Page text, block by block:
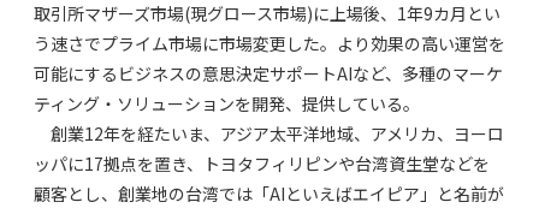
取引所マザーズ市場(現グロース市場)に上場後、1年9カ月とい
う速さでプライム市場に市場変更した。より効果の高い運営を
可能にするビジネスの意思決定サポートAIなど、多種のマーケ
ティング・ソリューションを開発、提供している。
創業12年を経たいま、アジア太平洋地域、アメリカ、ヨーロ
ッパに17拠点を置き、トヨタフィリピンや台湾資生堂などを
顧客とし、創業地の台湾では「AIといえばエイピア」と名前が